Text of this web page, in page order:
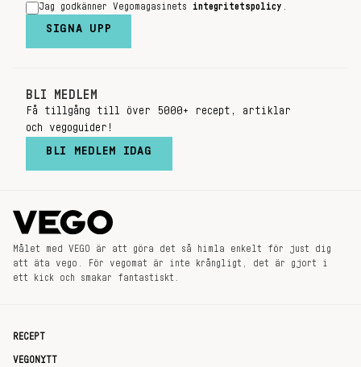
Jag godkänner Vegomagasinets integritetspolicy
SIGNA UPP
BLI MEDLEM
Få tillgång till över 5000+ recept, artiklar
och vegoguider!
BLI MEDLEM IDAG
Målet med VEGO är att göra det så himla enkelt för just dig
att äta vego. För vegomat är inte krångligt, det är gjort i
ett kick och smakar fantastiskt.
RECEPT
VEGONYTT